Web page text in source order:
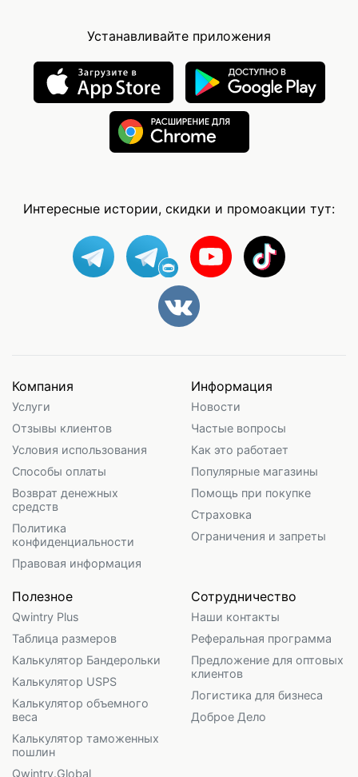
Устанавливайте приложения
Интересные истории, скидки и промоакции тут:
Компания
Услуги
Отзывы клиентов
Условия использования
Способы оплаты
Возврат денежных
средств
Политика
конфиденциальности
Правовая информация
Информация
Новости
Частые вопросы
Как это работает
Популярные магазины
Помощь при покупке
Страховка
Ограничения и запреты
Полезное
Qwintry Plus
Таблица размеров
Калькулятор Бандерольки
Калькулятор USPS
Калькулятор объемного
веса
Калькулятор таможенных
пошлин
Qwintry.Global
Сотрудничество
Наши контакты
Реферальная программа
Предложение для оптовых
клиентов
Логистика для бизнеса
Доброе Дело